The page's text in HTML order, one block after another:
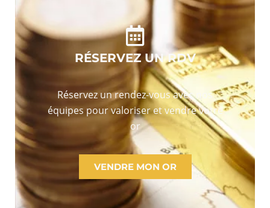
RÉSERVEZ UN RDV
Réservez un rendez-vous avec nos
équipes pour valoriser et vendre votre
or
VENDRE MON OR